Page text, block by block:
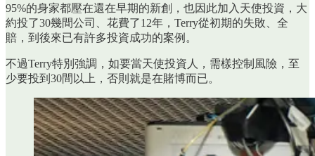
95%的身家都壓在還在早期的新創，也因此加入天使投資，大
約投了30幾間公司、花費了12年，Terry從初期的失敗、全
賠，到後來已有許多投資成功的案例。
不過Terry特別強調，如要當天使投資人，需樣控制風險，至
少要投到30間以上，否則就是在賭博而已。